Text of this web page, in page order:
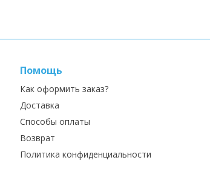
Помощь
Как оформить заказ?
Доставка
Способы оплаты
Возврат
Политика конфиденциальности